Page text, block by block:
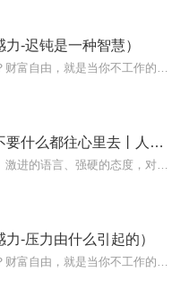
-迟钝是一种智慧）
生活需要钝感力：不要什么都往心里去丨人生不能太敏感，钝感力让你更豁达丨大智若愚的人生智慧
-压力由什么引起的）